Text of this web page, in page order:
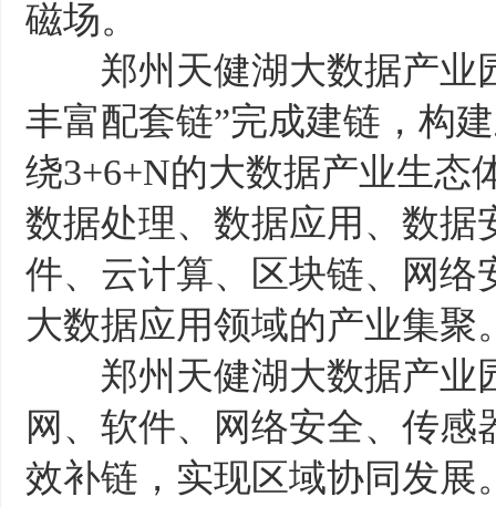
磁场。
郑州天健湖大数据产业
丰富配套链”完成建链，构
绕3+6+N的大数据产业生态
数据处理、数据应用、数据
件、云计算、区块链、网络
大数据应用领域的产业集聚
郑州天健湖大数据产业
网、软件、网络安全、传
效补链，实现区域协同发展